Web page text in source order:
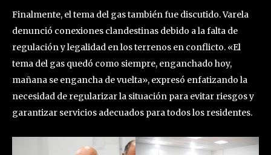
Finalmente, el tema del gas también fue discutido. Varela
denunció conexiones clandestinas debido a la falta de
regulación y legalidad en los terrenos en conflicto. «El
tema del gas quedó como siempre, enganchado hoy,
mañana se engancha de vuelta», expresó enfatizando la
necesidad de regularizar la situación para evitar riesgos y
garantizar servicios adecuados para todos los residentes.